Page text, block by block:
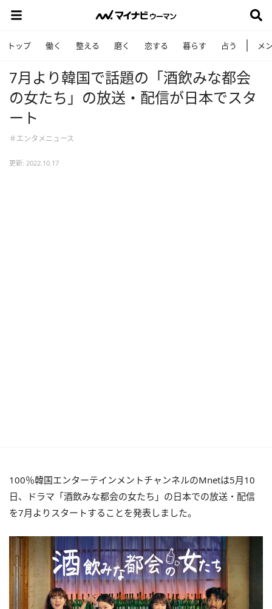
トップ 働く 整える 磨く 恋する 暮らす 占う メ
7月より韓国で話題の「酒飲みな都会
の女たち」の放送・配信が日本でスタ
ート
＃エンタメニュース
更新: 2022.10.17
100％韓国エンターテインメントチャンネルのMnetは5月10
日、ドラマ「酒飲みな都会の女たち」の日本での放送・配信
を7月よりスタートすることを発表しました。